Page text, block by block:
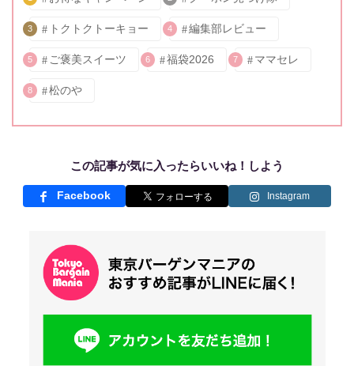
3 トクトクトーキョー 4 編集部レビュー
5 ご褒美スイーツ 6 福袋2026 7 ママセレ
8 松のや
この記事が気に入ったらいいね！しよう
Facebook Instagram